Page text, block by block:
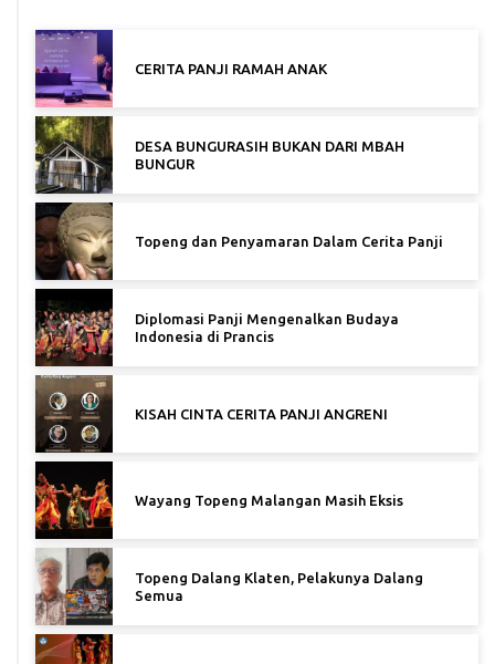
CERITA PANJI RAMAH ANAK
DESA BUNGURASIH BUKAN DARI MBAH
BUNGUR
Topeng dan Penyamaran Dalam Cerita Panji
Diplomasi Panji Mengenalkan Budaya
Indonesia di Prancis
KISAH CINTA CERITA PANJI ANGRENI
Wayang Topeng Malangan Masih Eksis
Topeng Dalang Klaten, Pelakunya Dalang
Semua